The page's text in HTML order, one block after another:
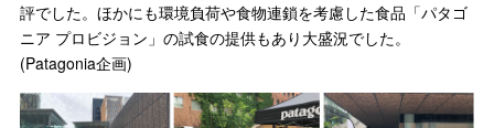
評でした。ほかにも環境負荷や食物連鎖を考慮した食品「パタゴ
ニア プロビジョン」の試食の提供もあり大盛況でした。
(Patagonia企画)